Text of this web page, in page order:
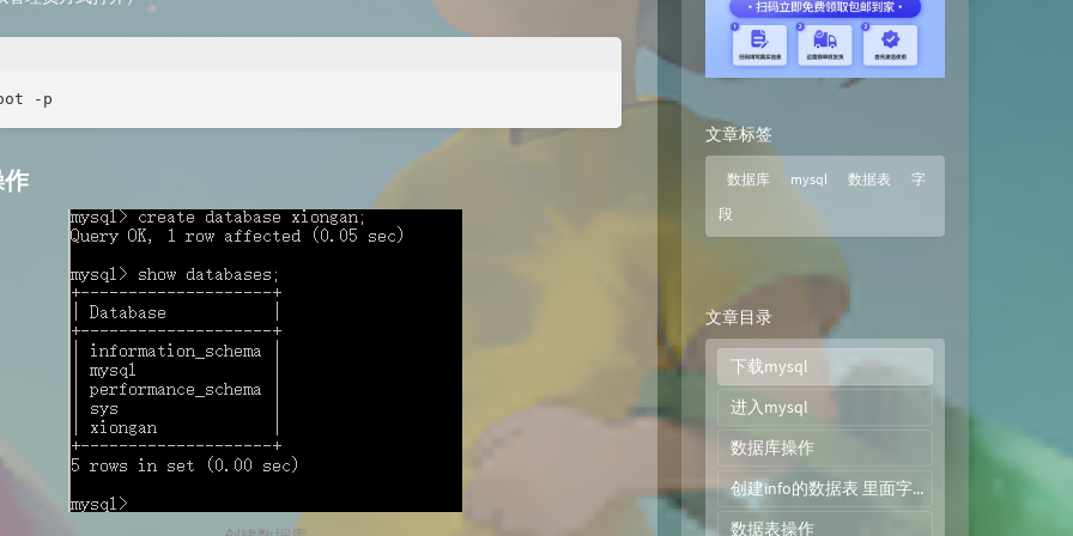
文章标签
数据库 mysql 数据表
字
段
文章目录
下载mysql
进入mysql
数据库操作
创建info的数据表 里面字段有名称，地址，描述，并设置有数据类型
数据表操作